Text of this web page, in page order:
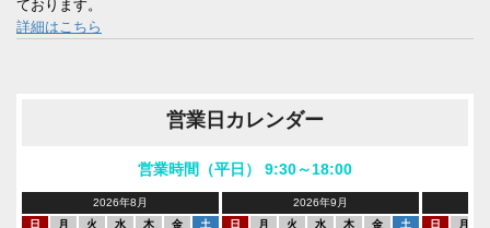
ております。
詳細はこちら
営業日カレンダー
営業時間（平日） 9:30～18:00
2026年8月
日
月 火 水 木 金
土
2026年9月
日
月 火 水 木 金
土
日 月